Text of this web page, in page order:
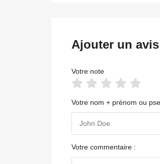
Ajouter un avis
Votre note
Votre nom + prénom ou
Votre commentaire :